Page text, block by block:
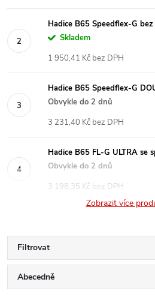
Hadice B65 Speedflex-G
Skladem
1 950,41 Kč bez DPH
Hadice B65 Speedflex-G
Obvykle do 2 dnů
3 231,40 Kč bez DPH
Hadice B65 FL-G ULTRA se
Obvykle do 2 dnů
3 198,35 Kč bez DPH
Zobrazit více
Filtrovat
Ř
Abecedně